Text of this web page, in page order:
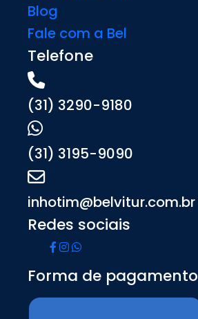
Blog
Fale com a Bel
Telefone
(31) 3290-9180
(31) 3195-9090
inhotim@belvitur.com.br
Redes sociais
Forma de pagamento